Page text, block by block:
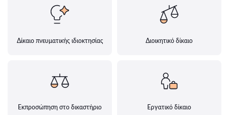
Δίκαιο πνευματικής ιδιοκτησίας Διοικητικό δίκαιο
Εκπροσώπηση στο δικαστήριο Εργατικό δίκαιο